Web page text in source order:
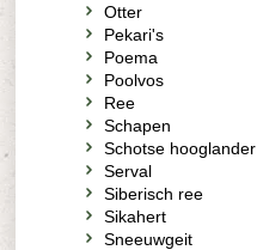
Otter
Pekari's
Poema
Poolvos
Ree
Schapen
Schotse hooglander
Serval
Siberisch ree
Sikahert
Sneeuwgeit